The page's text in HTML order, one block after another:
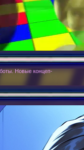
Новые концепии создания